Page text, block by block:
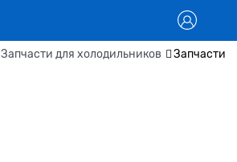
Запчасти для холодильников Запчасти